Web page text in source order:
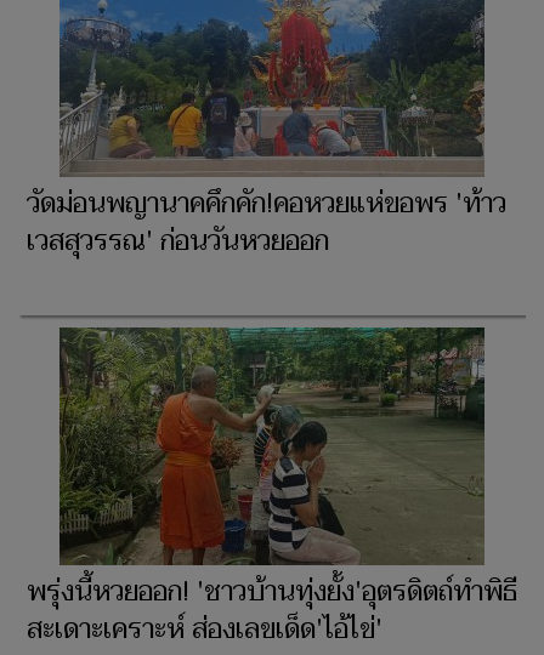
วัดม่อนพญานาคคึกคัก!คอหวยแห่ขอพร 'ท้าว
เวสสุวรรณ' ก่อนวันหวยออก
พรุ่งนี้หวยออก! 'ชาวบ้านทุ่งยั้ง'อุตรดิตถ์ทำพิธี
สะเดาะเคราะห์ ส่องเลขเด็ด'ไอ้ไข่'